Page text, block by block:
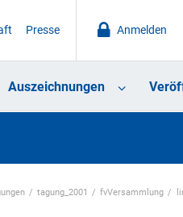
Anmelden
Presse
Auszeichnungen
tagung_2001 fvVersammlung